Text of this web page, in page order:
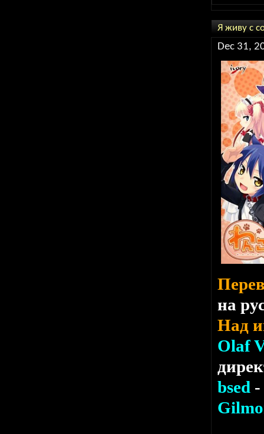
Я живу с
Dec 31,
на
Над
Olaf
bsed -